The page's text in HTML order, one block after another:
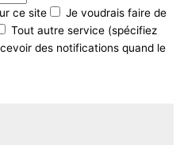
ce site
Je voudrais faire de
Tout autre service (spécifiez
des notifications quand le